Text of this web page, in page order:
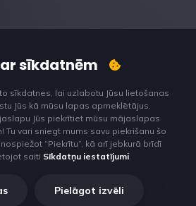
sīkdatnēm
sīkdatnes, lai uzlabotu Jūsu lietošanas
Jūs kā mūsu lapas apmeklētājus.
Jūs piekrītiet mūsu mājaslapas
Tu vari sniegt mums savu piekrišanu šo
“Piekrītu”, kā arī jebkurā brīdī
saiti Sīkdatņu iestatījumi.
Pielāgot izvēli